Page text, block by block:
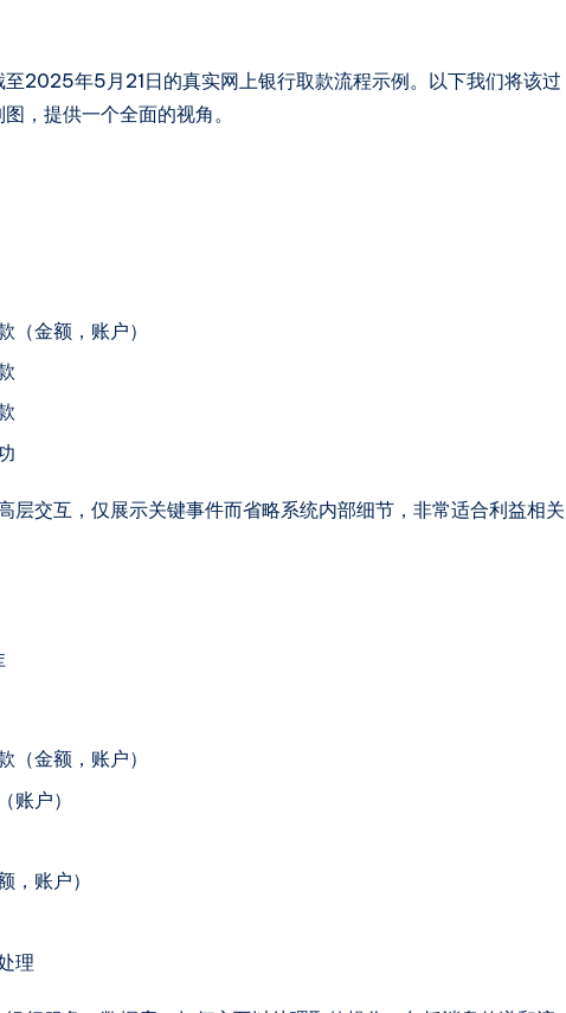
2025年5月21日的真实网上银行取款流程示例。以下我们将该过
，提供一个全面的视角。
金额，账户）
层交互，仅展示关键事件而省略系统内部细节，非常适合利益相关
金额，账户）
户）
账户）
理